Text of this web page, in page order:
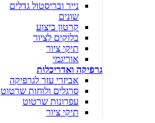
נייר ובריסטול גדלים
שונים
קרטון ביצוע
בלוקים לציור
תיקי ציור
אוריגמי
גרפיקה ואדריכלות
אביזרי עזר לגרפיקה
סרגלים ולוחות שרטוט
עפרונות שרטוט
תיקי ציור